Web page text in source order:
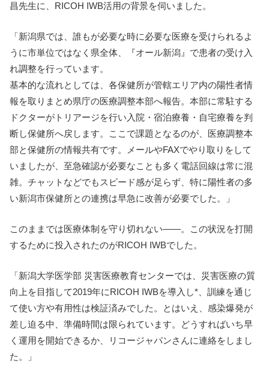
昌先生に、RICOH IWB活用の背景を伺いました。
「新潟県では、誰もが必要な時に必要な医療を受けられるよ
うに市単位ではなく県全体、『オール新潟』で患者の受け入
れ調整を行っています。
基本的な流れとしては、各保健所が管轄エリア内の陽性者情
報を取りまとめ県庁の医療調整本部へ報告。本部に常駐する
ドクターがトリアージを行い入院・宿泊療養・自宅療養を判
断し保健所へ戻します。ここで課題となるのが、医療調整本
部と保健所の情報共有です。メールやFAXでやり取りをして
いましたが、至急確認が必要なことも多く電話回線は常に混
雑。チャットなどでもスピード感が足らず、特に陽性者の多
い新潟市保健所との連携は早急に改善が必要でした。」
このままでは医療体制を守り切れない——。この状況を打開
するために投入されたのがRICOH IWBでした。
「新潟大学医学部 災害医療教育センターでは、災害医療の質
向上を目指して2019年にRICOH IWBを導入し*、訓練を通じ
て使い方や有用性は検証済みでした。とはいえ、感染爆発が
差し迫る中、準備時間は限られています。どうすればいち早
く運用を開始できるか、リコージャパンさんに連絡をしまし
た。」